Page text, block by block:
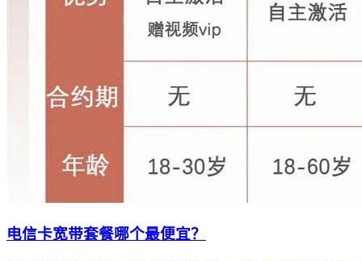
电信卡宽带套餐哪个最便宜？